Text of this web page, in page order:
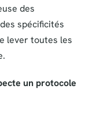
des
spécificités
lever toutes les
un protocole